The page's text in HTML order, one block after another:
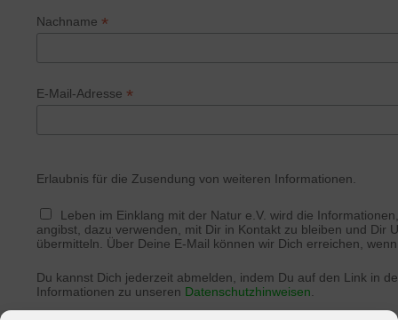
Nachname *
E-Mail-Adresse *
Erlaubnis für die Zusendung von weiteren Informationen.
Leben im Einklang mit der Natur e.V. wird die
angibst, dazu verwenden, mit Dir in Kontakt zu bleiben und Dir
übermitteln. Über Deine E-Mail können wir Dich erreichen,
Du kannst Dich jederzeit abmelden, indem Du auf den Link in
Informationen zu unseren Datenschutzhinweisen